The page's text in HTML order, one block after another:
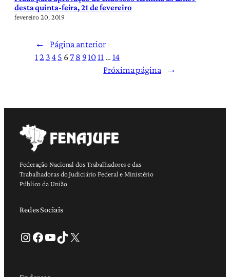
desta quinta-feira, 21 de fevereiro
fevereiro 20, 2019
←
Página anterior
12 345 67 8 91011… 14
Próxima página
→
Federação Nacional dos Trabalhadores e das
Trabalhadoras do Judiciário Federal e Ministério
Público da União
Redes Sociais
Instagram Facebook Youtube TikTok X